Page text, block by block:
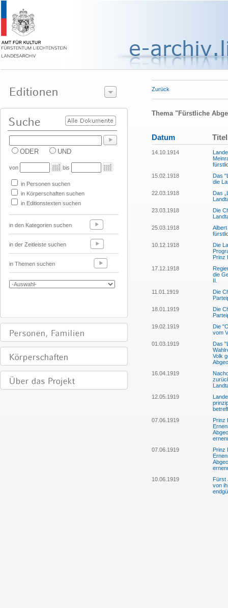
ODER UND
von bis
in Personen suchen
in Körperschaften suchen
in Editionstexten suchen
in den Kategorien suchen
in der Zeitleiste suchen
in Themen suchen
Zurück
Thema "Fürstliche
Datum Titel
14.10.1914
15.02.1918
Das
die
22.03.1918
Das
23.03.1918
Die
25.03.1918
10.12.1918
Die
Prinz
17.12.1918
die
II.
11.01.1919
Die
18.01.1919
Die
19.02.1919
Die
vom
01.03.1919
Das
Volk
16.04.1919
12.05.1919
07.06.1919
Prinz
07.06.1919
Prinz
10.06.1919
Fürst
von